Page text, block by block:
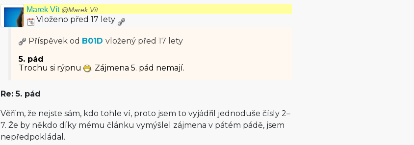
Marek Vít @Marek Vít
Vloženo před 17 lety
Příspěvek od B01D vložený před 17 lety
5. pád
Trochu si rýpnu
. Zájmena 5. pád nemají.
Re: 5. pád
Věřím, že nejste sám, kdo tohle ví, proto jsem to vyjádřil jednoduše čísly 2–
7. Že by někdo díky mému článku vymýšlel zájmena v pátém pádě, jsem
nepředpokládal.